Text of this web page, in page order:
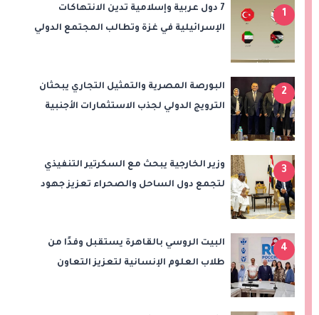
1
7 دول عربية وإسلامية تدين الانتهاكات
الإسرائيلية في غزة وتطالب المجتمع الدولي
2
البورصة المصرية والتمثيل التجاري يبحثان
الترويج الدولي لجذب الاستثمارات الأجنبية
3
وزير الخارجية يبحث مع السكرتير التنفيذي
لتجمع دول الساحل والصحراء تعزيز جهود
4
البيت الروسي بالقاهرة يستقبل وفدًا من
طلاب العلوم الإنسانية لتعزيز التعاون